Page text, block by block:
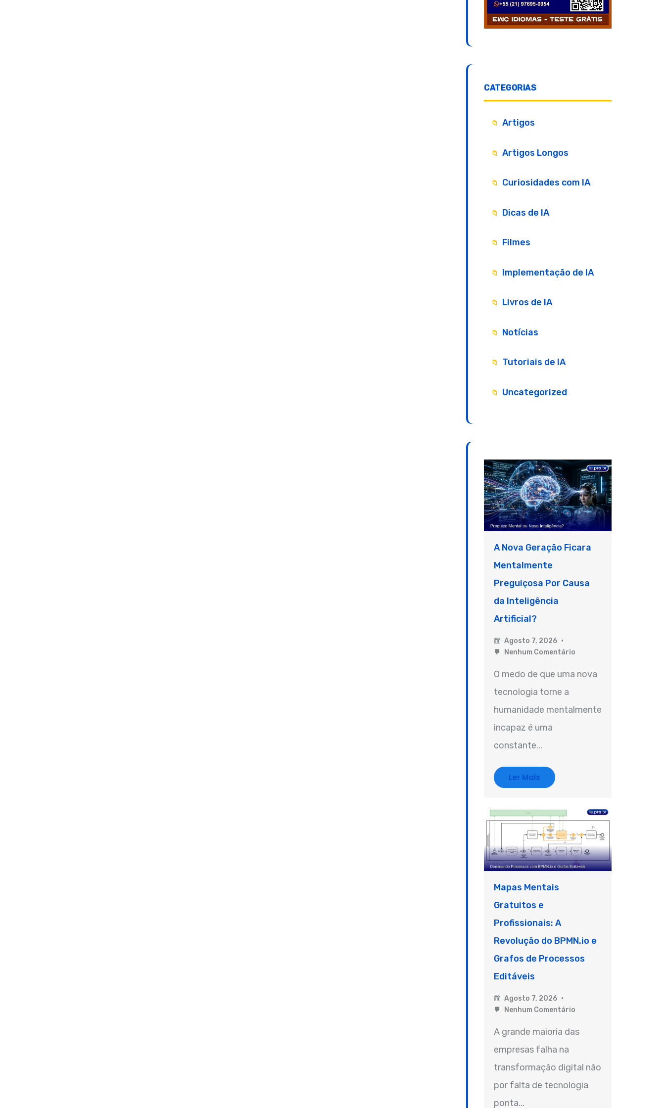
CATEGORIAS
Artigos
Artigos Longos
Curiosidades com IA
Dicas de IA
Filmes
Implementação de IA
Livros de IA
Notícias
Tutoriais de IA
Uncategorized
A Nova Geração Ficara
Mentalmente
Preguiçosa Por Causa
da Inteligência
Artificial?
Agosto 7, 2026
Nenhum Comentário
O medo de que uma nova
tecnologia torne a
humanidade mentalmente
incapaz é uma
constante...
Ler Mais
Mapas Mentais
Gratuitos e
Profissionais: A
Revolução do BPMN.io e
Grafos de Processos
Editáveis
Agosto 7, 2026
Nenhum Comentário
A grande maioria das
empresas falha na
transformação digital não
por falta de tecnologia
ponta...